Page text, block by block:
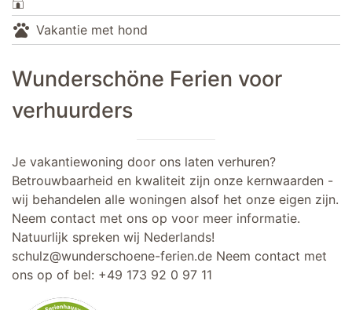
pets Vakantie met hond
Wunderschöne Ferien voor
verhuurders
Je vakantiewoning door ons laten verhuren?
Betrouwbaarheid en kwaliteit zijn onze kernwaarden -
wij behandelen alle woningen alsof het onze eigen zijn.
Neem contact met ons op voor meer informatie.
Natuurlijk spreken wij Nederlands!
schulz@wunderschoene-ferien.de Neem contact met
ons op of bel: +49 173 92 0 97 11